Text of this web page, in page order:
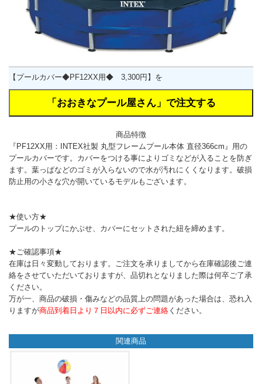
【プールカバー◆PF12XX用◆ 3,300円】を
商品特徴
『PF12XX用：INTEX社製 丸型フレームプール本体 直径366cm』用の
プールカバーです。カバーをつける事によりゴミなどが入ることを防ぎ
ます。葉っぱなどのゴミが入らないので水が汚れにくくなります。破損
防止用の小さな穴が開いているモデルもございます。
★使い方★
プールのトップにかぶせ、カバーにセットされた紐を締めます。
★ご確認事項★
在庫は日々変動しております。ご注文を承りましてから在庫確認後ご連
絡をさせていただいておりますが、品切れとなりました際は何卒ご了承
ください。
万が一、商品の破損・傷みなどの品質上の問題があった場合は、恐れ入
りますが商品到着日より７日以内に必ずご連絡 ください。
関連商品